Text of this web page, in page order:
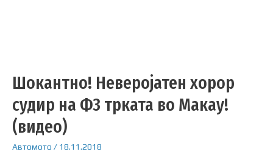
Шокантно! Неверојатен хорор
судир на Ф3 трката во Макау!
(видео)
Автомото / 18.11.2018